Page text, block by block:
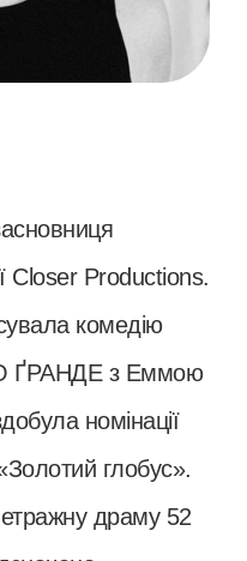
Closer Productions.
комедію
ҐРАНДЕ з Еммою
номінації
глобус».
драму 52